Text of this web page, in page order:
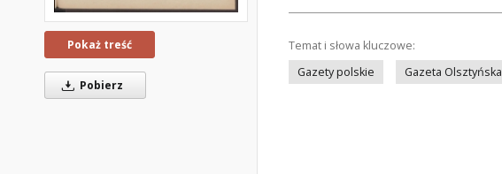
Pokaż treść
Pobierz
Temat i słowa kluczowe:
Gazety polskie
Gazeta Olsztyńska